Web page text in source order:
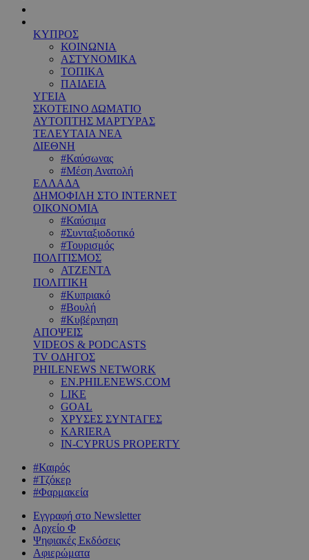
ΚΥΠΡΟΣ
ΚΟΙΝΩΝΙΑ
ΑΣΤΥΝΟΜΙΚΑ
ΤΟΠΙΚΑ
ΠΑΙΔΕΙΑ
ΥΓΕΙΑ
ΣΚΟΤΕΙΝΟ ΔΩΜΑΤΙΟ
ΑΥΤΟΠΤΗΣ ΜΑΡΤΥΡΑΣ
ΤΕΛΕΥΤΑΙΑ ΝΕΑ
ΔΙΕΘΝΗ
#Καύσωνας
#Μέση Ανατολή
ΕΛΛΑΔΑ
ΔΗΜΟΦΙΛΗ ΣΤΟ INTERNET
ΟΙΚΟΝΟΜΙΑ
#Καύσιμα
#Συνταξιοδοτικό
#Τουρισμός
ΠΟΛΙΤΙΣΜΟΣ
ΑΤΖΕΝΤΑ
ΠΟΛΙΤΙΚΗ
#Κυπριακό
#Βουλή
#Κυβέρνηση
ΑΠΟΨΕΙΣ
VIDEOS & PODCASTS
TV ΟΔΗΓΟΣ
PHILENEWS NETWORK
EN.PHILENEWS.COM
LIKE
GOAL
ΧΡΥΣΕΣ ΣΥΝΤΑΓΕΣ
KARIERA
IN-CYPRUS PROPERTY
#Καιρός
#Τζόκερ
#Φαρμακεία
Εγγραφή στο Newsletter
Αρχείο Φ
Ψηφιακές Εκδόσεις
Αφιερώματα